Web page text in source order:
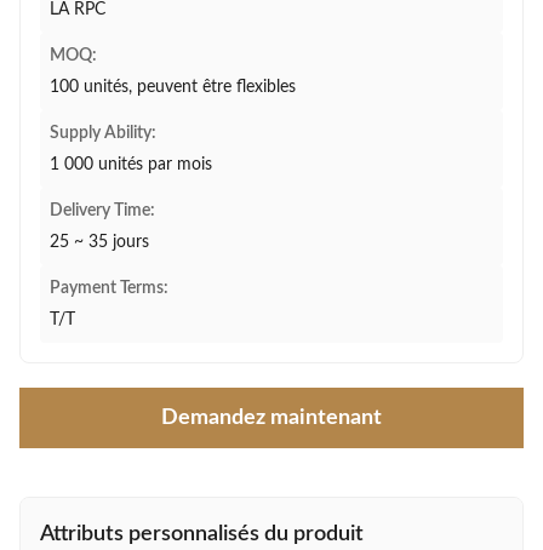
LA RPC
MOQ:
100 unités, peuvent être flexibles
Supply Ability:
1 000 unités par mois
Delivery Time:
25 ~ 35 jours
Payment Terms:
T/T
Demandez maintenant
Attributs personnalisés du produit